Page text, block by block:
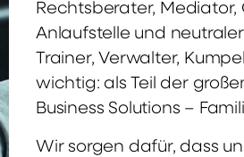
Rechtsberater, Mediator,
Anlaufstelle und
Trainer, Verwalter,
wichtig: als Teil der
Business Solutions –
Wir sorgen dafür, dass